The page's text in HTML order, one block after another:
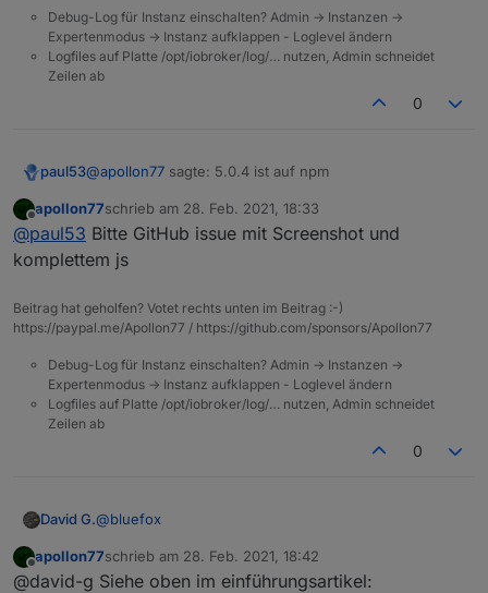
        cond0 = true;
console.log("TEST Trigger %s
    } else if (cond0 === true && !_cond) {
        cond0 = false;
Debug-Log für Instanz einschalten? Admin -> Instanzen ->
Expertenmodus -> Instanz aufklappen - Loglevel ändern
Logfiles auf Platte /opt/iobroker/log/… nutzen, Admin schneidet
Zeilen ab
0
paul53@apollon77 sagte: 5.0.4 ist auf npm
Fehler:value
Offline
apollon77schrieb am 28. Feb. 2021, 18:33
zuletzt editiert von
@paul53 Bitte GitHub issue mit Screenshot und
komplettem js
Beitrag hat geholfen? Votet rechts unten im Beitrag :-)
https://paypal.me/Apollon77 / https://github.com/sponsors/Apollon77
Debug-Log für Instanz einschalten? Admin -> Instanzen ->
Expertenmodus -> Instanz aufklappen - Loglevel ändern
Logfiles auf Platte /opt/iobroker/log/… nutzen, Admin schneidet
Zeilen ab
0
David G.@bluefox
Hey,
Offline
apollon77schrieb am 28. Feb. 2021, 18:42
zuletzt editiert von
@david-g Siehe oben im einführungsartikel: